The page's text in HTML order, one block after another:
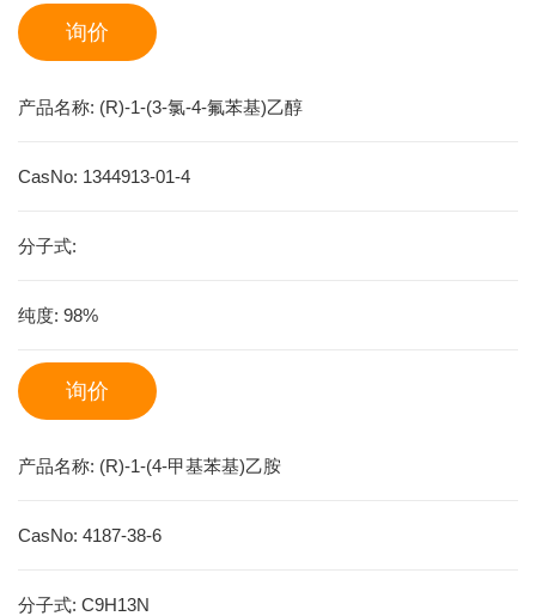
询价
产品名称: (R)-1-(3-氯-4-氟苯基)乙醇
CasNo: 1344913-01-4
分子式:
纯度: 98%
询价
产品名称: (R)-1-(4-甲基苯基)乙胺
CasNo: 4187-38-6
分子式: C9H13N